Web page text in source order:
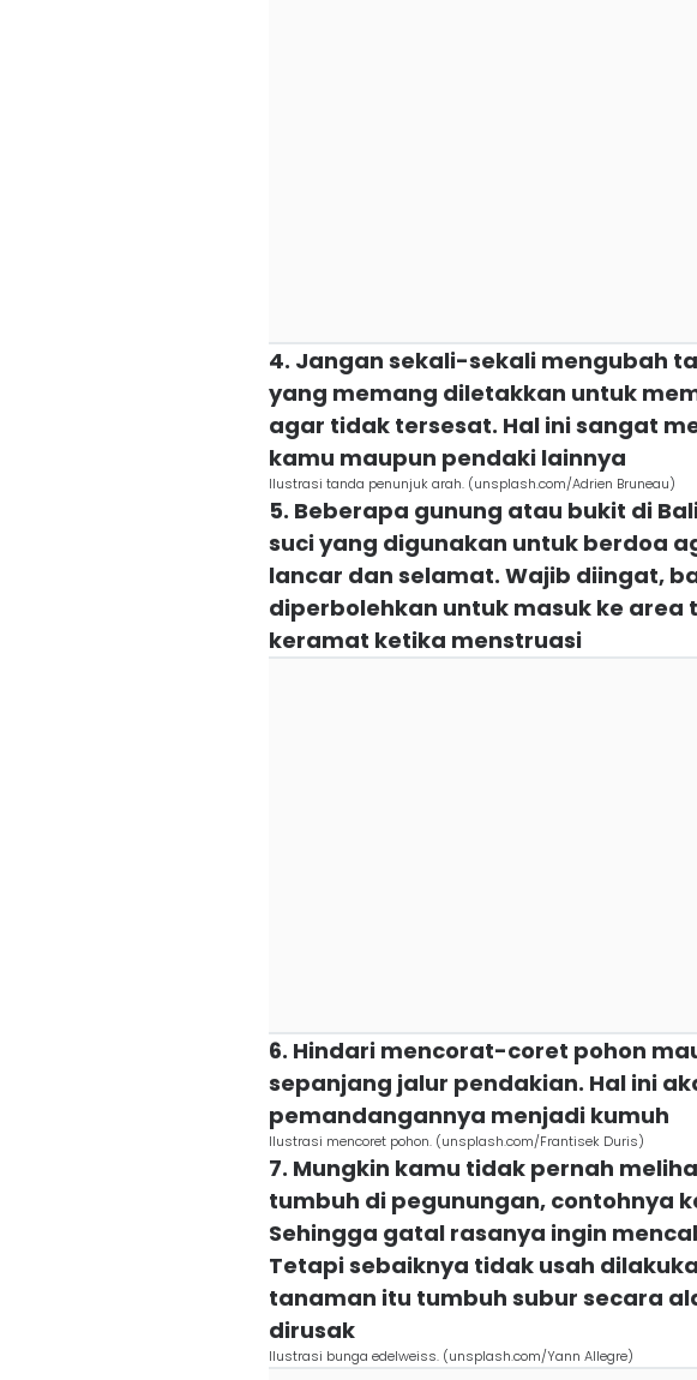
4. Jangan sekali-sekali mengubah
yang memang diletakkan untuk
agar tidak tersesat. Hal ini sangat
kamu maupun pendaki lainnya
Ilustrasi tanda penunjuk arah. (unsplash.com/Adrien Bruneau)
5. Beberapa gunung atau bukit di
suci yang digunakan untuk berdoa
lancar dan selamat. Wajib diingat,
diperbolehkan untuk masuk ke area
keramat ketika menstruasi
6. Hindari mencorat-coret pohon
sepanjang jalur pendakian. Hal ini
pemandangannya menjadi kumuh
Ilustrasi mencoret pohon. (unsplash.com/Frantisek Duris)
7. Mungkin kamu tidak pernah
tumbuh di pegunungan, contohnya
Sehingga gatal rasanya ingin
Tetapi sebaiknya tidak usah
tanaman itu tumbuh subur secara
dirusak
Ilustrasi bunga edelweiss. (unsplash.com/Yann Allegre)